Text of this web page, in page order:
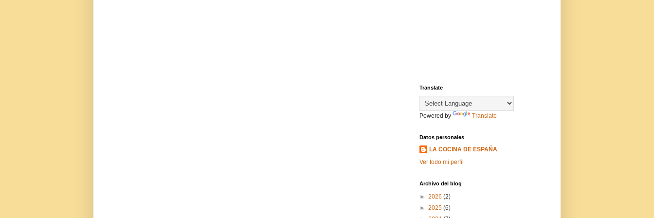
Translate
Powered by Translate
Datos personales
LA COCINA DE ESPAÑA
Ver todo mi perfil
Archivo del blog
► 2026 (2)
► 2025 (6)